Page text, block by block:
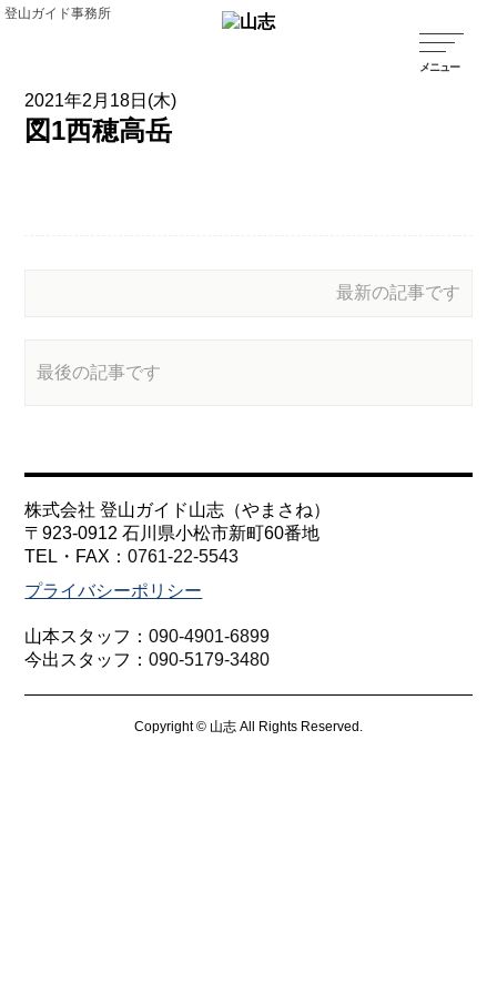
登山ガイド事務所
2021年2月18日(木)
図1西穂高岳
最新の記事です
最後の記事です
株式会社 登山ガイド山志（やまさね）
〒923-0912 石川県小松市新町60番地
TEL・FAX：0761-22-5543
プライバシーポリシー
山本スタッフ：090-4901-6899
今出スタッフ：090-5179-3480
Copyright © 山志 All Rights Reserved.